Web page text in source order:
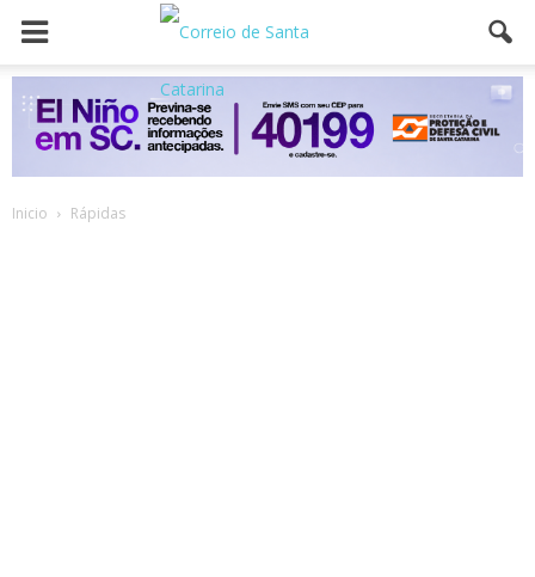
Inicio Rápidas